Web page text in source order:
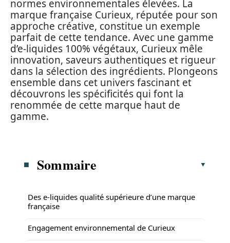
normes environnementales élevées. La
marque française Curieux, réputée pour son
approche créative, constitue un exemple
parfait de cette tendance. Avec une gamme
d’e-liquides 100% végétaux, Curieux mêle
innovation, saveurs authentiques et rigueur
dans la sélection des ingrédients. Plongeons
ensemble dans cet univers fascinant et
découvrons les spécificités qui font la
renommée de cette marque haut de
gamme.
Sommaire
Des e-liquides qualité supérieure d’une marque
française
Engagement environnemental de Curieux